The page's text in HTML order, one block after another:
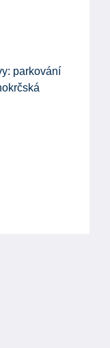
parkování